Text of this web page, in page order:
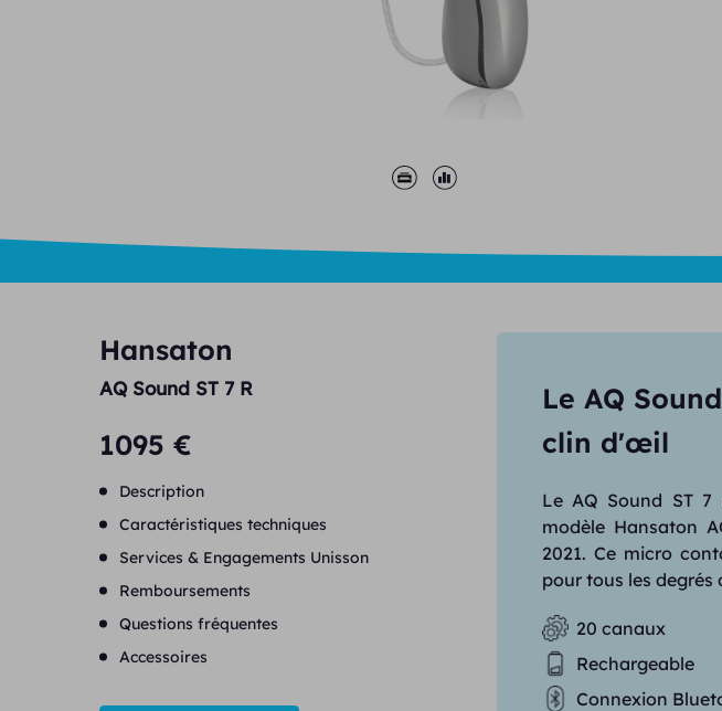
Hansaton
AQ Sound ST 7 R
1095 €
Description
Caractéristiques techniques
Services & Engagements Unisson
Remboursements
Questions fréquentes
Accessoires
Le AQ
clin d'œil
Le AQ Sound ST
modèle Hansaton
2021. Ce micro
pour tous les degrés
20 canaux
Rechargeable
Connexion